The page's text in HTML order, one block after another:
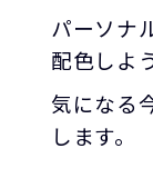
パーソナ
配色しよ
気になる
します。